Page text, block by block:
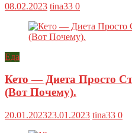
08.02.2023 tina33 0
Еда
Кето — Диета Просто
(Вот Почему).
20.01.202323.01.2023 tina33 0